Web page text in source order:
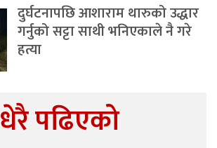
दुर्घटनापछि आशाराम थारुको उद्धार
गर्नुको सट्टा साथी भनिएकाले नै गरे
हत्या
धेरै पढिएको